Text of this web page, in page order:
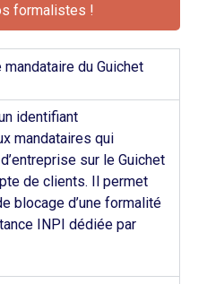
formalistes !
du Guichet
identifiant
mandataires qui
sur le Guichet
de clients. Il permet
blocage d’une formalité
INPI dédiée par